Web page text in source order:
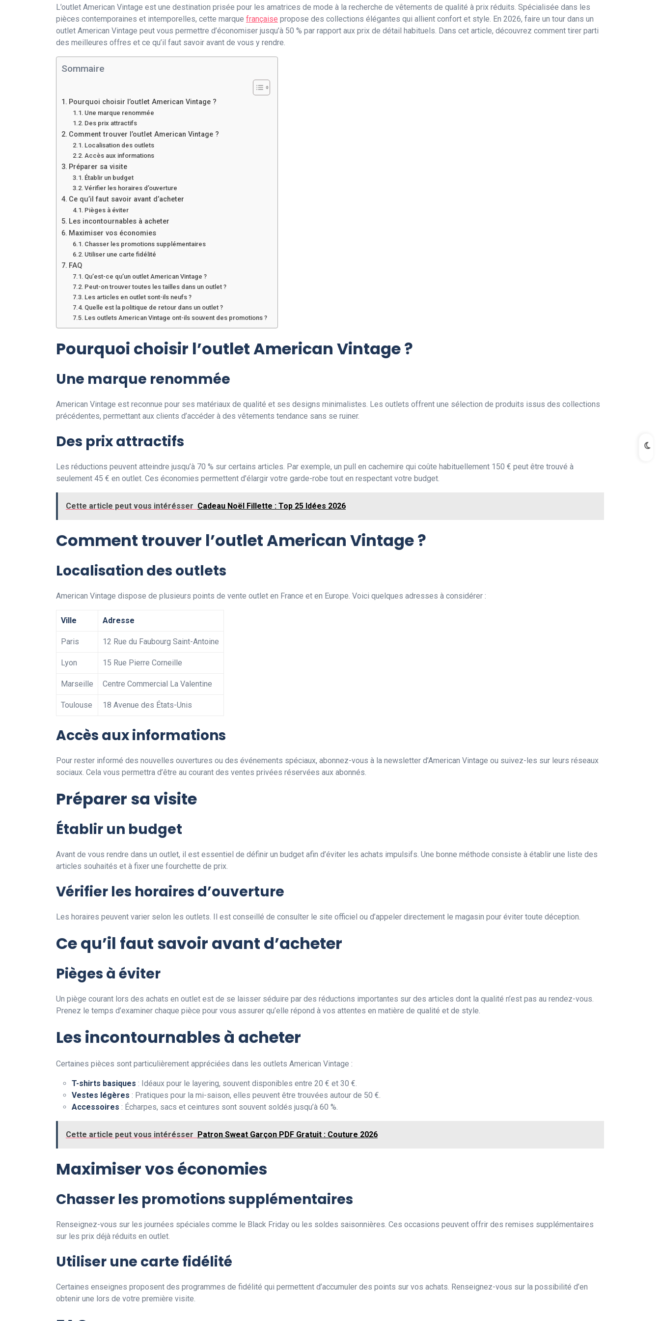
L’outlet American Vintage est une destination prisée pour les amatrices de mode à la recherche de vêtements de qualité à prix réduits. Spécialisée dans les
pièces contemporaines et intemporelles, cette marque française propose des collections élégantes qui allient confort et style. En 2026, faire un tour dans un
outlet American Vintage peut vous permettre d’économiser jusqu’à 50 % par rapport aux prix de détail habituels. Dans cet article, découvrez comment tirer parti
des meilleures offres et ce qu’il faut savoir avant de vous y rendre.
Sommaire
Pourquoi choisir l’outlet American Vintage ?
Une marque renommée
Des prix attractifs
Comment trouver l’outlet American Vintage ?
Localisation des outlets
Accès aux informations
Préparer sa visite
Établir un budget
Vérifier les horaires d’ouverture
Ce qu’il faut savoir avant d’acheter
Pièges à éviter
Les incontournables à acheter
Maximiser vos économies
Chasser les promotions supplémentaires
Utiliser une carte fidélité
FAQ
Qu’est-ce qu’un outlet American Vintage ?
Peut-on trouver toutes les tailles dans un outlet ?
Les articles en outlet sont-ils neufs ?
Quelle est la politique de retour dans un outlet ?
Les outlets American Vintage ont-ils souvent des promotions ?
Pourquoi choisir l’outlet American Vintage ?
Une marque renommée
American Vintage est reconnue pour ses matériaux de qualité et ses designs minimalistes. Les outlets offrent une sélection de produits issus des collections
précédentes, permettant aux clients d’accéder à des vêtements tendance sans se ruiner.
Des prix attractifs
Les réductions peuvent atteindre jusqu’à 70 % sur certains articles. Par exemple, un pull en cachemire qui coûte habituellement 150 € peut être trouvé à
seulement 45 € en outlet. Ces économies permettent d’élargir votre garde-robe tout en respectant votre budget.
Cette article peut vous intérésser Cadeau Noël Fillette : Top 25 Idées 2026
Comment trouver l’outlet American Vintage ?
Localisation des outlets
American Vintage dispose de plusieurs points de vente outlet en France et en Europe. Voici quelques adresses à considérer :
Ville Adresse
Paris 12 Rue du Faubourg Saint-Antoine
Lyon 15 Rue Pierre Corneille
Marseille Centre Commercial La Valentine
Toulouse 18 Avenue des États-Unis
Accès aux informations
Pour rester informé des nouvelles ouvertures ou des événements spéciaux, abonnez-vous à la newsletter d’American Vintage ou suivez-les sur leurs réseaux
sociaux. Cela vous permettra d’être au courant des ventes privées réservées aux abonnés.
Préparer sa visite
Établir un budget
Avant de vous rendre dans un outlet, il est essentiel de définir un budget afin d’éviter les achats impulsifs. Une bonne méthode consiste à établir une liste des
articles souhaités et à fixer une fourchette de prix.
Vérifier les horaires d’ouverture
Les horaires peuvent varier selon les outlets. Il est conseillé de consulter le site officiel ou d’appeler directement le magasin pour éviter toute déception.
Ce qu’il faut savoir avant d’acheter
Pièges à éviter
Un piège courant lors des achats en outlet est de se laisser séduire par des réductions importantes sur des articles dont la qualité n’est pas au rendez-vous.
Prenez le temps d’examiner chaque pièce pour vous assurer qu’elle répond à vos attentes en matière de qualité et de style.
Les incontournables à acheter
Certaines pièces sont particulièrement appréciées dans les outlets American Vintage :
T-shirts basiques : Idéaux pour le layering, souvent disponibles entre 20 € et 30 €.
Vestes légères : Pratiques pour la mi-saison, elles peuvent être trouvées autour de 50 €.
Accessoires : Écharpes, sacs et ceintures sont souvent soldés jusqu’à 60 %.
Cette article peut vous intérésser Patron Sweat Garçon PDF Gratuit : Couture 2026
Maximiser vos économies
Chasser les promotions supplémentaires
Renseignez-vous sur les journées spéciales comme le Black Friday ou les soldes saisonnières. Ces occasions peuvent offrir des remises supplémentaires
sur les prix déjà réduits en outlet.
Utiliser une carte fidélité
Certaines enseignes proposent des programmes de fidélité qui permettent d’accumuler des points sur vos achats. Renseignez-vous sur la possibilité d’en
obtenir une lors de votre première visite.